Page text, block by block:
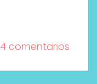
4 comentarios